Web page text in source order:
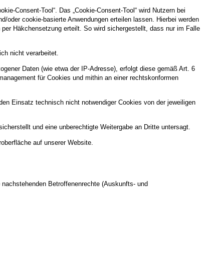
Consent-Tool“. Das „Cookie-Consent-Tool“ wird Nutzern bei
cookie-basierte Anwendungen erteilen lassen. Hierbei werden
Häkchensetzung erteilt. So wird sichergestellt, dass nur im Falle
nicht verarbeitet.
Daten (wie etwa der IP-Adresse), erfolgt diese gemäß Art. 6
für Cookies und mithin an einer rechtskonformen
Einsatz technisch nicht notwendiger Cookies von der jeweiligen
und eine unberechtigte Weitergabe an Dritte untersagt.
auf unserer Website.
Betroffenenrechte (Auskunfts- und